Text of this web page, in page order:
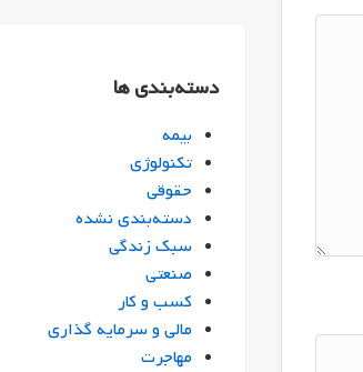
دسته‌بندی ها
بیمه
تکنولوژی
حقوقی
دسته‌بندی نشده
سبک زندگی
صنعتی
کسب و کار
مالی و سرمایه گذاری
مهاجرت